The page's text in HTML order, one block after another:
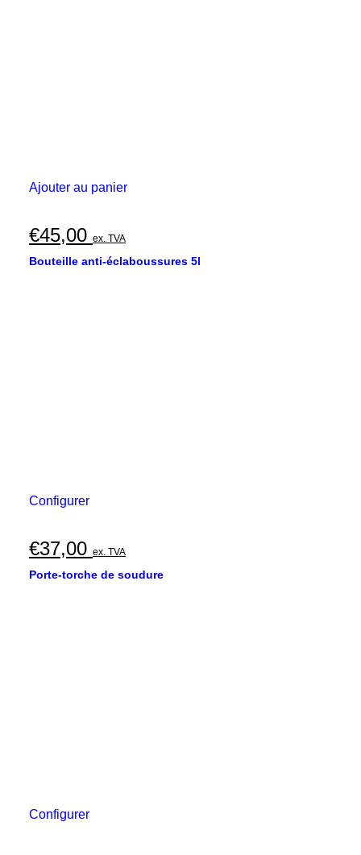
Ajouter au panier
€45,00 ex. TVA
Bouteille anti-éclaboussures 5l
Configurer
€37,00 ex. TVA
Porte-torche de soudure
Configurer